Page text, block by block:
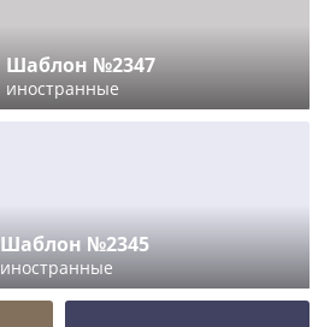
Шаблон №2347
иностранные
Шаблон №2345
иностранные